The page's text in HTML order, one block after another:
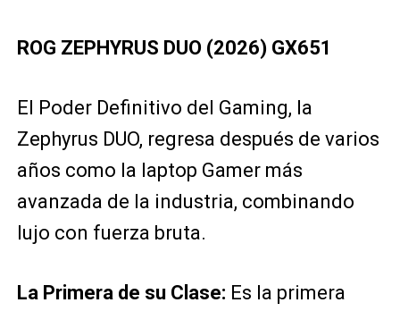
ROG ZEPHYRUS DUO (2026) GX651
El Poder Definitivo del Gaming, la
Zephyrus DUO, regresa después de varios
años como la laptop Gamer más
avanzada de la industria, combinando
lujo con fuerza bruta.
La Primera de su Clase: Es la primera